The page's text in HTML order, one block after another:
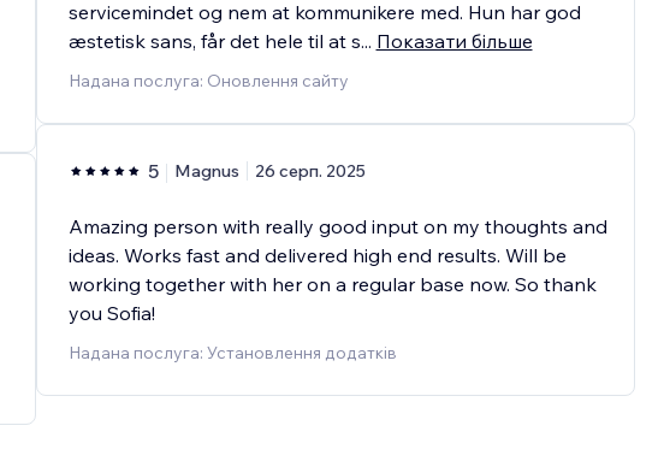
servicemindet og nem at kommunikere med. Hun har god
æstetisk sans, får det hele til at s... Показати більше
Надана послуга: Оновлення сайту
5 Magnus 26 серп. 2025
Amazing person with really good input on my thoughts and
ideas. Works fast and delivered high end results. Will be
working together with her on a regular base now. So thank
you Sofia!
Надана послуга: Установлення додатків